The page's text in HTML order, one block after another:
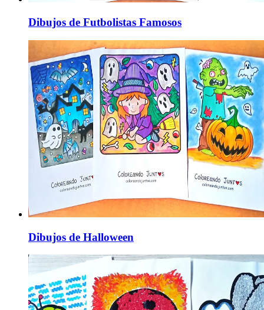
Dibujos de Futbolistas Famosos
Dibujos de Halloween